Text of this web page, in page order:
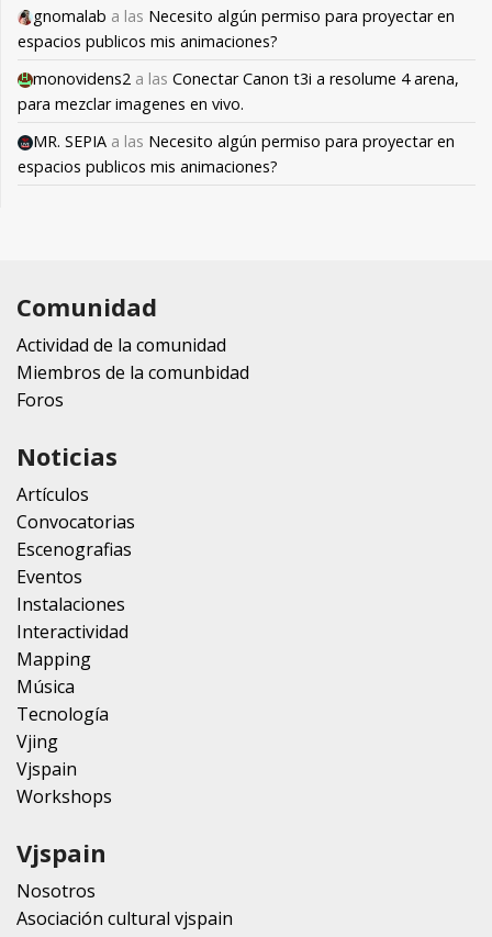
gnomalab a las Necesito algún permiso para proyectar en
espacios publicos mis animaciones?
monovidens2 a las Conectar Canon t3i a resolume 4 arena,
para mezclar imagenes en vivo.
MR. SEPIA a las Necesito algún permiso para proyectar en
espacios publicos mis animaciones?
Comunidad
Actividad de la comunidad
Miembros de la comunbidad
Foros
Noticias
Artículos
Convocatorias
Escenografias
Eventos
Instalaciones
Interactividad
Mapping
Música
Tecnología
Vjing
Vjspain
Workshops
Vjspain
Nosotros
Asociación cultural vjspain